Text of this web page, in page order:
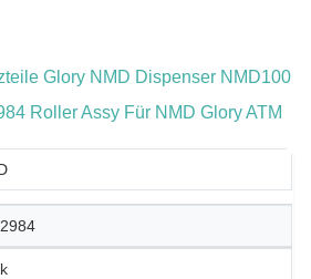
Glory NMD Dispenser NMD100
Roller Assy Für NMD Glory ATM